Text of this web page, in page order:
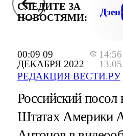
00:09 09
ДЕКАБРЯ 2022
14:56
РЕДАКЦИЯ ВЕСТИ.РУ
СЛЕДИТЕ ЗА
НОВОСТЯМИ:
Дзен
Российский
Штатах Америки